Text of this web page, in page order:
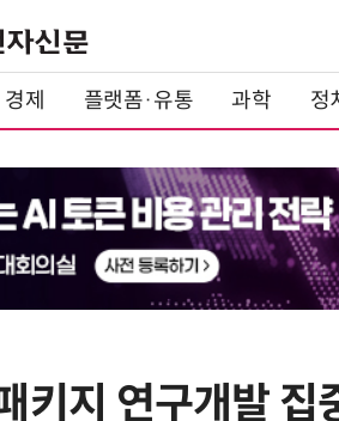
경제 플랫폼·유통 과학 정
키지 연구개발 집